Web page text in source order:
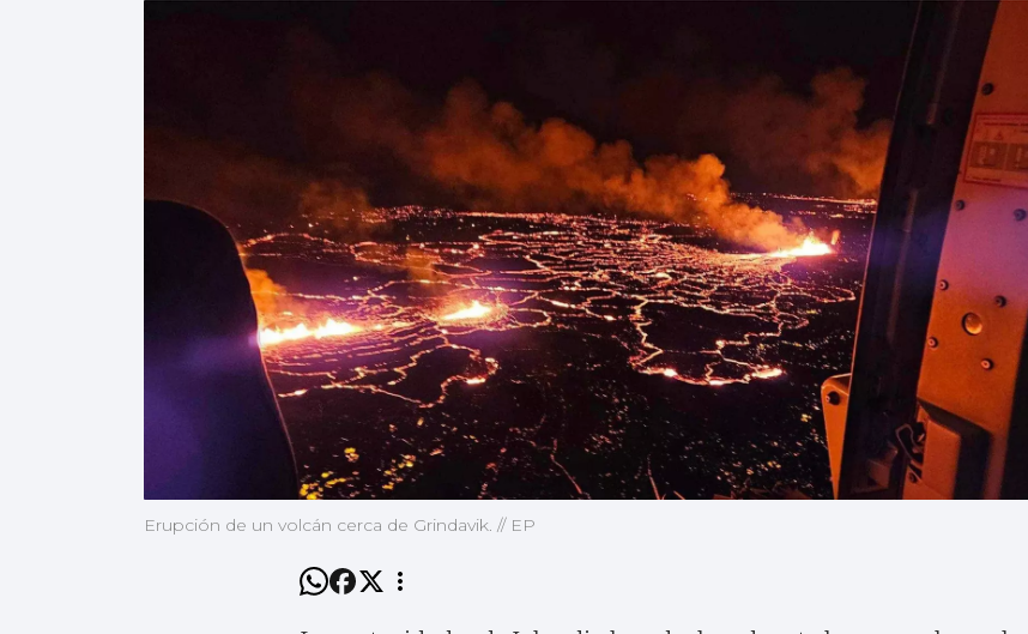
Erupción de un volcán cerca de Grindavik. // EP